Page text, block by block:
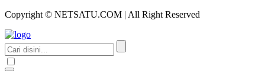
Copyright © NETSATU.COM | All Right Reserved